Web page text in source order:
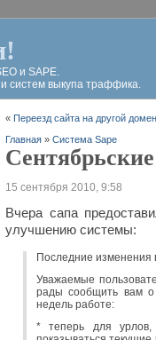
и SAPE.
систем выкупа траффика.
«Переезд сайта на другой
Главная »Система Sape
15 сентября 2010, 9:58
Вчера сапа
улучшению системы:
Последние изменения
Уважаемые
рады сообщить вам о
недель работе:
* теперь для урлов,